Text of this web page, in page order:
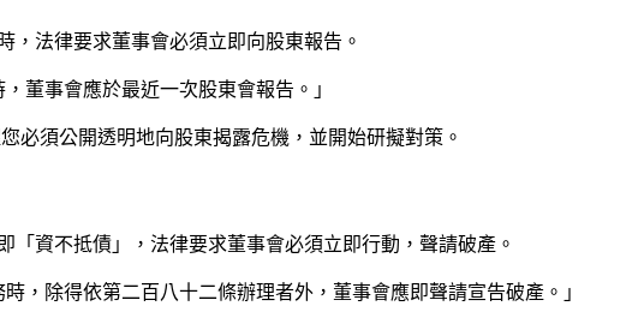
，法律要求董事會必須立即向股東報告。
董事會應於最近一次股東會報告。」
必須公開透明地向股東揭露危機，並開始研擬對策。
資不抵債」，法律要求董事會必須立即行動，聲請破產。
，除得依第二百八十二條辦理者外，董事會應即聲請宣告破產。」